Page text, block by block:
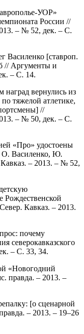
УОР»
России //
– № 52, дек. – С.
Василенко [ставроп.
// Аргументы и
– С. 14.
наград вернулись из
тяжелой атлетике,
//
– № 50, дек. – С.
«Про» удостоены
О. Василенко, Ю.
– 2013. – № 52,
Рождественской
Кавказ. – 2013.
почему
северокавказского
– С. 33, 34.
«Новогодний
правда. – 2013. –
[о сценарной
– 2013. – 19–26